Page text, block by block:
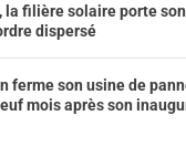
la filière solaire porte
dispersé
ferme son usine de
mois après son